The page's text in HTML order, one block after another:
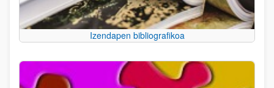
Izendapen bibliografikoa